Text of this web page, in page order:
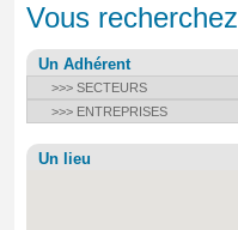
Vous recherchez
Un Adhérent
Un lieu